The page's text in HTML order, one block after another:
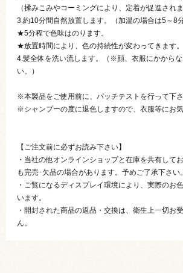
（揉みこみやコーミングにより、定着が促進されま
3.約10分間自然放置します。（加温の場合は5～8分
★5分程で色味はのります。
★放置時間により、色の持続性が変わってきます。
4.髪全体を洗い流します。（※顔、衣服にかから
い。）
※本製品をご使用前に、パッチテストを行って下さ
※シャンプーの度に退色しますので、衣服等にお気
【ご注文前に必ずお読み下さい】
・当社の他オンラインショップと在庫を共有して
も完売･欠品の場合があります。予めご了承下さい。
・ご覧になるディスプレイ環境により、実際のお
います。
・開封された商品の返品・交換は、衛生上一切お
ん。